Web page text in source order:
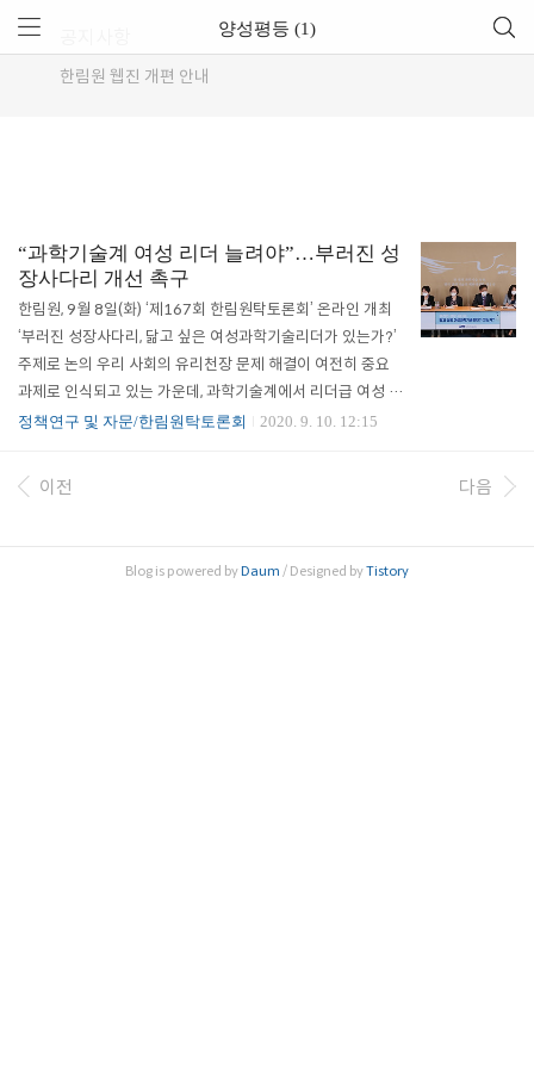
한림원 웹진 개편 안내
양성평등 (1)
“과학기술계 여성 리더 늘려야”…부러진 성
장사다리 개선 촉구
한림원, 9월 8일(화) ‘제167회 한림원탁토론회’ 온라인 개최
‘부러진 성장사다리, 닮고 싶은 여성과학기술리더가 있는가?’
주제로 논의 우리 사회의 유리천장 문제 해결이 여전히 중요
과제로 인식되고 있는 가운데, 과학기술계에서 리더급 여성 과
학기술인(이하 과기인) 양성과 산·학·연 전 분야에서의 여성
다. 한국과학기술한림원(원장 한민구, 이하 한림원)은 9월 8일
(화) 오후 3시, ‘부러진 성장사다리, 닮고 싶은 여성과학기술리
중계됐다. 토론회에서는 국내 여성 과기인의 생애주기별 연구
정책연구 및 자문/한림원탁토론회 2020. 9. 10. 12:15
이전 다음
Blog is powered byDaum / Designed byTistory